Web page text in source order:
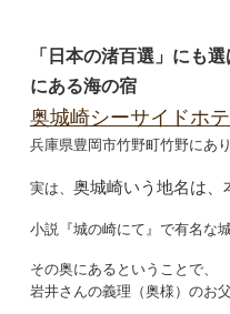
「日本の渚百選」にも
にある海の宿
奥城崎シーサイドホ
兵庫県豊岡市竹野町竹野にあり
実は、 奥城崎いう地名は、
小説『城の崎にて』で有名な城
その奥にあるということで、
岩井さんの義理（奥様）のお